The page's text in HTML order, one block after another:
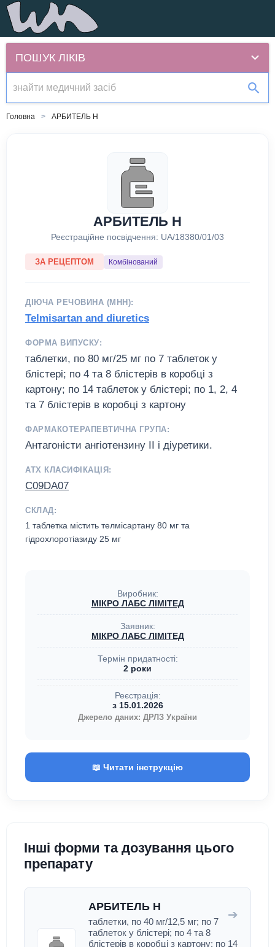
ПОШУК ЛІКІВ
Головна АРБИТЕЛЬ Н
АРБИТЕЛЬ Н
Реєстраційне посвідчення: UA/18380/01/03
ЗА РЕЦЕПТОМ Комбінований
ДІЮЧА РЕЧОВИНА (МНН):
Telmisartan and diuretics
ФОРМА ВИПУСКУ:
таблетки, по 80 мг/25 мг по 7 таблеток у
блістері; по 4 та 8 блістерів в коробці з
картону; по 14 таблеток у блістері; по 1, 2, 4
та 7 блістерів в коробці з картону
ФАРМАКОТЕРАПЕВТИЧНА ГРУПА:
Антагоністи ангіотензину II і діуретики.
АТХ КЛАСИФІКАЦІЯ:
C09DA07
СКЛАД:
1 таблетка містить телміcартану 80 мг та
гідрохлоротіазиду 25 мг
Виробник:
МІКРО ЛАБС ЛІМІТЕД
Заявник:
МІКРО ЛАБС ЛІМІТЕД
Термін придатності:
2 роки
Реєстрація:
з 15.01.2026
Джерело даних: ДРЛЗ України
📖 Читати інструкцію
Інші форми та дозування цього
препарату
АРБИТЕЛЬ Н
таблетки, по 40 мг/12,5 мг; по 7
таблеток у блістері; по 4 та 8
блістерів в коробці з картону; по 14
➔